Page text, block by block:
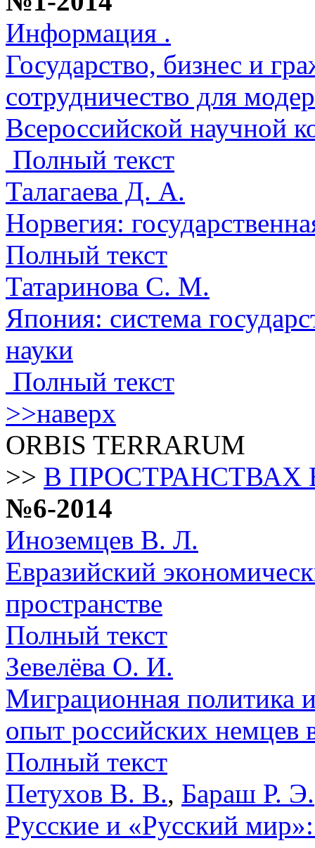
Информация .
Государство, бизнес и
сотрудничество для
Всероссийской научной
Полный текст
Талагаева Д. А.
Норвегия:
Полный текст
Татаринова С. М.
Япония: система
науки
Полный текст
>>наверх
ОRBIS TERRARUM
>> В ПРОСТРАНСТВАХ
№6-2014
Иноземцев В. Л.
Евразийский
пространстве
Полный текст
Зевелёва О. И.
Миграционная политика
опыт российских немцев
Полный текст
Петухов В. В., Бараш Р. Э.
Русские и «Русский